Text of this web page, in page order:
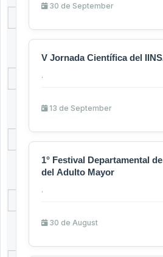
30 de September
V Jornada Científica del
.
13 de September
1° Festival Departamental
del Adulto Mayor
.
30 de August